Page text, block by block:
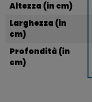
Altezza (in cm)
Larghezza (in
cm)
Profondità (in
cm)